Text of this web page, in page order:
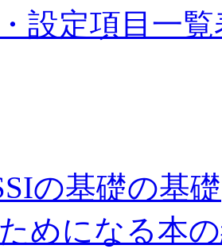
設定項目一覧
の基礎の基礎
めになる本